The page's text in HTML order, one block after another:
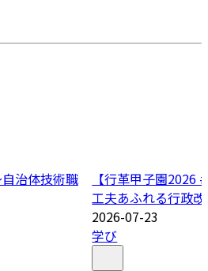
治体技術職
【行革甲子園2026
工夫あふれる行政
2026-07-23
学び